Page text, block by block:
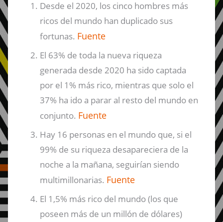
Desde el 2020, los cinco hombres más
ricos del mundo han duplicado sus
fortunas. Fuente
El 63% de toda la nueva riqueza
generada desde 2020 ha sido captada
por el 1% más rico, mientras que solo el
37% ha ido a parar al resto del mundo en
conjunto. Fuente
Hay 16 personas en el mundo que, si el
99% de su riqueza desapareciera de la
noche a la mañana, seguirían siendo
multimillonarias. Fuente
El 1,5% más rico del mundo (los que
poseen más de un millón de dólares)